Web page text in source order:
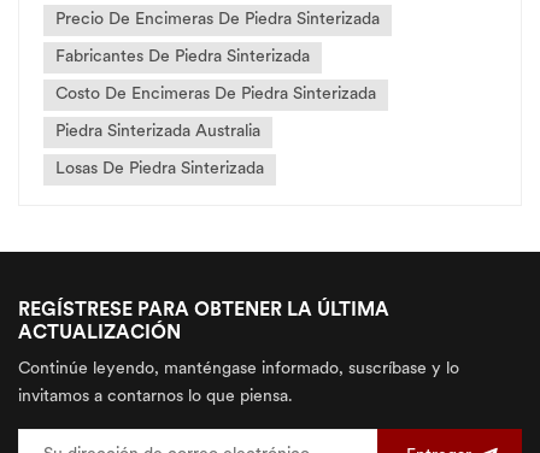
superficie de...
Precio De Encimeras De Piedra Sinterizada
Fabricantes De Piedra Sinterizada
Costo De Encimeras De Piedra Sinterizada
Piedra Sinterizada Australia
Losas De Piedra Sinterizada
REGÍSTRESE PARA OBTENER LA ÚLTIMA
ACTUALIZACIÓN
Continúe leyendo, manténgase informado, suscríbase y lo
invitamos a contarnos lo que piensa.